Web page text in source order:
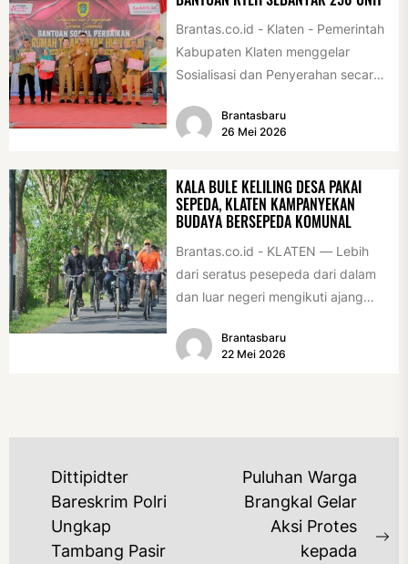
Brantas.co.id - Klaten - Pemerintah
Kabupaten Klaten menggelar
Sosialisasi dan Penyerahan secara
Rumah Tidak Layak Huni...
Brantasbaru
26 Mei 2026
KALA BULE KELILING DESA PAKAI
SEPEDA, KLATEN KAMPANYEKAN
BUDAYA BERSEPEDA KOMUNAL
Brantas.co.id - KLATEN — Lebih
dari seratus pesepeda dari dalam
dan luar negeri mengikuti ajang
Association Rally...
Brantasbaru
22 Mei 2026
NAVIGASI
POS
Dittipidter
Bareskrim Polri
Ungkap
Tambang Pasir
Puluhan Warga
Brangkal Gelar
Aksi Protes
kepada